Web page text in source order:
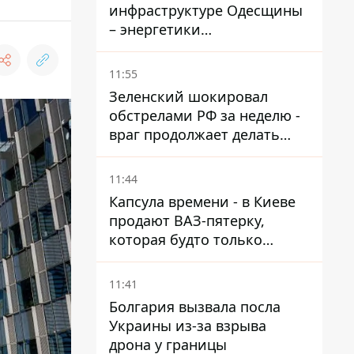
инфраструктуре Одесщины
– энергетики
восстанавливают свет
11:55
Зеленский шокировал
обстрелами РФ за неделю -
враг продолжает делать
ставку на баллистический
террор
11:44
Капсула времени - в Киеве
продают ВАЗ-пятерку,
которая будто только
сошла с конвейера
11:41
Болгария вызвала посла
Украины из-за взрыва
дрона у границы